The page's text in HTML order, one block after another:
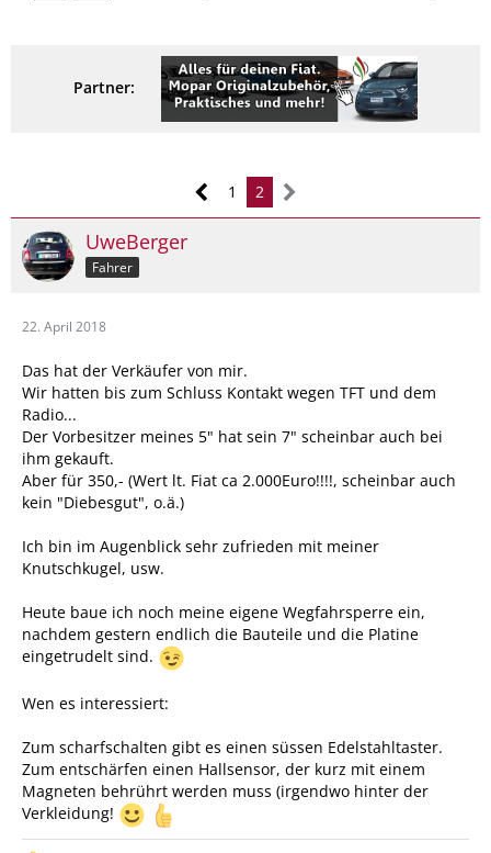
Partner:
1 2
UweBerger
Fahrer
22. April 2018
Das hat der Verkäufer von mir.
Wir hatten bis zum Schluss Kontakt wegen TFT und dem
Radio...
Der Vorbesitzer meines 5" hat sein 7" scheinbar auch bei
ihm gekauft.
Aber für 350,- (Wert lt. Fiat ca 2.000Euro!!!!, scheinbar auch
kein "Diebesgut", o.ä.)
Ich bin im Augenblick sehr zufrieden mit meiner
Knutschkugel, usw.
Heute baue ich noch meine eigene Wegfahrsperre ein,
nachdem gestern endlich die Bauteile und die Platine
eingetrudelt sind.
Wen es interessiert:
Zum scharfschalten gibt es einen süssen Edelstahltaster.
Zum entschärfen einen Hallsensor, der kurz mit einem
Magneten behrührt werden muss (irgendwo hinter der
Verkleidung!